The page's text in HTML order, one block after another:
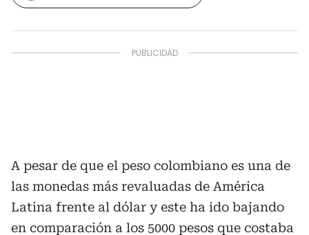
A pesar de que el peso colombiano es una de
las monedas más revaluadas de América
Latina frente al dólar y este ha ido bajando
en comparación a los 5000 pesos que costaba